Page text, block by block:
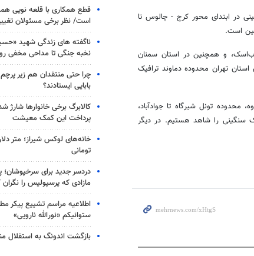
در ابتدای محور کرج - چالوس تا
است.
و همچنین در استان سمنان
تهران محدوده دماوند ترافیک
محدوده تونل شیرگاه تا جوادآباد،
سنگینی را شاهد هستیم. در دیگر
قطع همکاری با قلعه نویی
است/ نظر برخی مسئولان
ناگفته های زندگی شهید
نخبه جنگی تا مداحی مخفی
چرا حتی منتقدان هم زیر
بابایی ایستادند؟
کالابرگ برخی خانوارها شارژ
پرداخت این کمک معیشت
خانه‌های لوکس شیراز؛ متر
تومانی
دردسر جدید برای سرخپوشان؛
مازادی که پرسپولیس را نگران
اطلاعیه مراسم تشییع پیکر
ستوانیکم «نورالله نارویی»
بازگشت اندونگ به استقلال